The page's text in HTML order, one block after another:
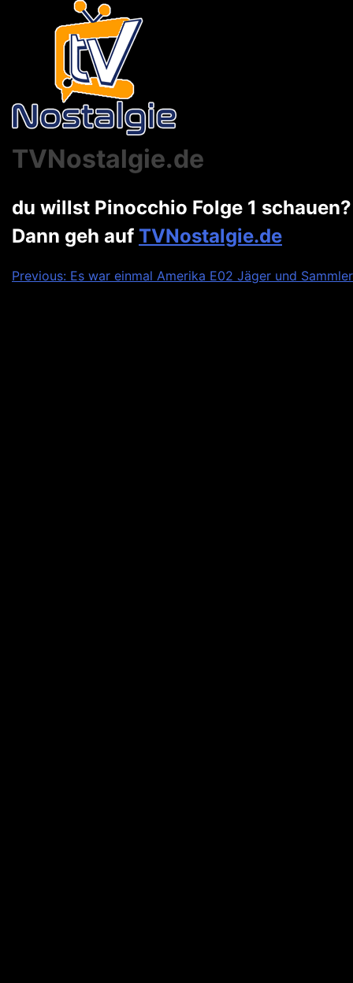
TVNostalgie.de
du willst Pinocchio Folge 1 schauen?
Dann geh auf TVNostalgie.de
Beitragsnavigation
Previous: Es war einmal Amerika E02 Jäger und Sammler